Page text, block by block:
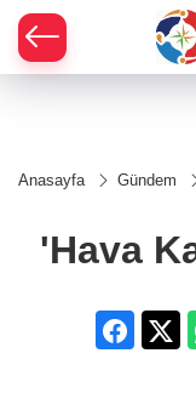
Anasayfa Gündem
'Hava